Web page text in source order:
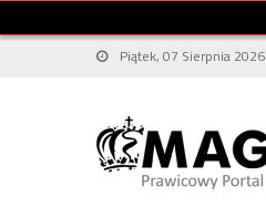
Piątek, 07 Sierpnia 2026